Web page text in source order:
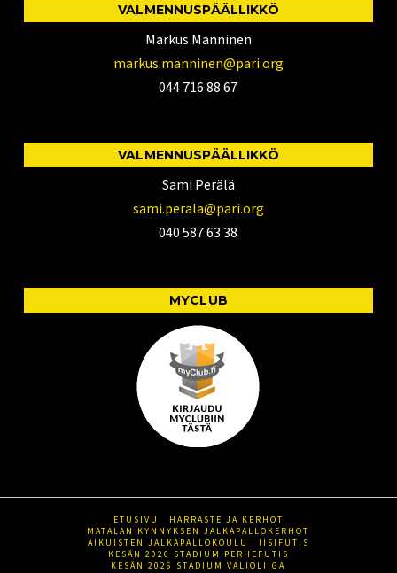
VALMENNUSPÄÄLLIKKÖ
Markus Manninen
markus.manninen@pari.org
044 716 88 67
VALMENNUSPÄÄLLIKKÖ
Sami Perälä
sami.perala@pari.org
040 587 63 38
MYCLUB
ETUSIVU
HARRASTE JA KERHOT
MATALAN KYNNYKSEN JALKAPALLOKERHOT
AIKUISTEN JALKAPALLOKOULU
IISIFUTIS
KESÄN 2026 STADIUM PERHEFUTIS
KESÄN 2026 STADIUM VALIOLIIGA